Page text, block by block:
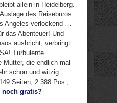
allein in Heidelberg.
des Reisebüros
Angeles verlockend …
das Abenteuer! Und
ausbricht, verbringt
Turbulente
Mutter, die endlich mal
schön und witzig
Seiten, 2.388 Pos.,
noch gratis?